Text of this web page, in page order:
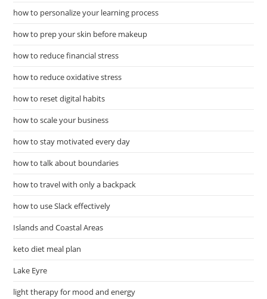
how to personalize your learning process
how to prep your skin before makeup
how to reduce financial stress
how to reduce oxidative stress
how to reset digital habits
how to scale your business
how to stay motivated every day
how to talk about boundaries
how to travel with only a backpack
how to use Slack effectively
Islands and Coastal Areas
keto diet meal plan
Lake Eyre
light therapy for mood and energy